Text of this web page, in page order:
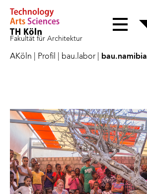
Fakultät für Architektur
AKöln Profil bau.labor bau.namibia